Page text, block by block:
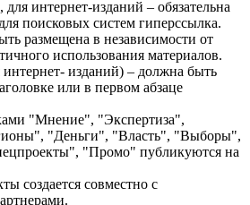
интернет-изданий – обязательна
поисковых систем гиперссылка.
размещена в независимости от
использования материалов.
изданий) – должна быть
или в первом абзаце
"Мнение", "Экспертиза",
"Деньги", "Власть", "Выборы",
"Промо" публикуются на
создается совместно с